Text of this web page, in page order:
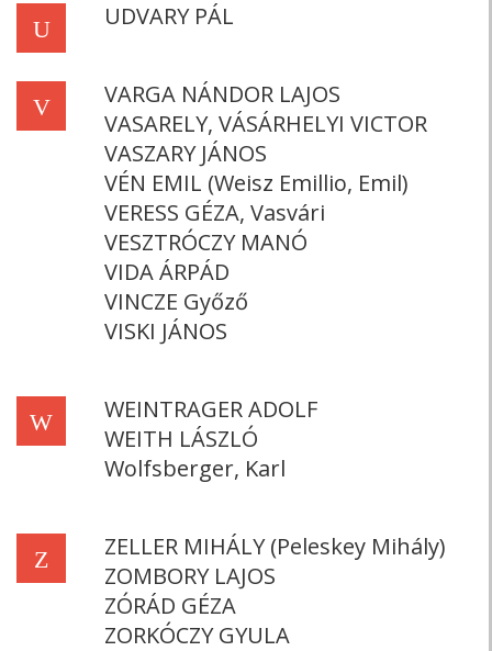
U UDVARY PÁL
V
VARGA NÁNDOR LAJOS
VASARELY, VÁSÁRHELYI VICTOR
VASZARY JÁNOS
VÉN EMIL (Weisz Emillio, Emil)
VERESS GÉZA, Vasvári
VESZTRÓCZY MANÓ
VIDA ÁRPÁD
VINCZE Győző
VISKI JÁNOS
W
WEINTRAGER ADOLF
WEITH LÁSZLÓ
Wolfsberger, Karl
Z
ZELLER MIHÁLY (Peleskey Mihály)
ZOMBORY LAJOS
ZÓRÁD GÉZA
ZORKÓCZY GYULA